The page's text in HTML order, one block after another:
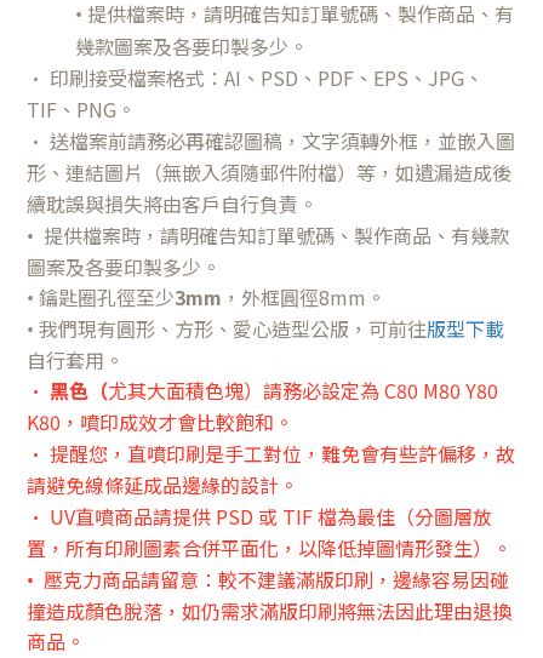
• 提供檔案時，請明確告知訂單號碼、製作商品、有
幾款圖案及各要印製多少。
• 印刷接受檔案格式：AI、PSD、PDF、EPS、JPG、
TIF、PNG。
• 送檔案前請務必再確認圖稿，文字須轉外框，並嵌入圖
形、連結圖片（無嵌入須隨郵件附檔）等，如遺漏造成後
續耽誤與損失將由客戶自行負責。
• 提供檔案時，請明確告知訂單號碼、製作商品、有幾款
圖案及各要印製多少 。
• 鑰匙圈孔徑至少3mm ，外框圓徑8mm 。
• 我們現有圓形、方形、愛心造型公版，可前往版型下載
自行套用 。
• 黑色（尤其大面積色塊）請務必設定為 C80 M80 Y80
K80，噴印成效才會比較飽和。
• 提醒您，直噴印刷是手工對位，難免會有些許偏移，故
請避免線條延成品邊緣的設計。
• UV直噴商品請提供 PSD 或 TIF 檔為最佳（分圖層放
置，所有印刷圖素合併平面化，以降低掉圖情形發生）。
• 壓克力商品請留意：較不建議滿版印刷，邊緣容易因碰
撞造成顏色脫落，如仍需求滿版印刷將無法因此理由退換
商品。